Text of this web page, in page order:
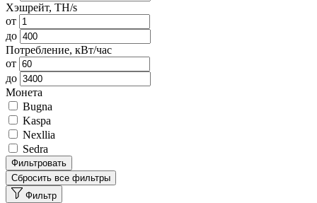
Хэшрейт, TH/s
от
до
Потребление, кВт/час
от
до
Монета
Bugna
Kaspa
Nexllia
Sedra
Фильтровать
Сбросить все фильтры
Фильтр